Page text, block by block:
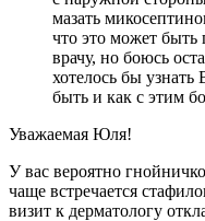
мазать
что это может быть
врачу, но боюсь
хотелось бы
быть и как с этим
Уважаемая Юля!
У вас вероятно
чаще встречается
визит к дерматологу